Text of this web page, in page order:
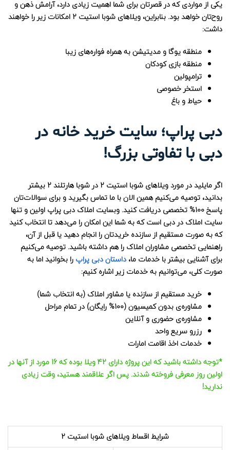
یکی از مواردی که در قصرتان برای شما اهمیت زیادی دارد، آرامش ذهن و
روح‌تان خواهد بود. بنابراین، ویلاهای شوبا استیت 2 امکانات زیر را خواهند
داشت:
منطقه یوگا و مدیتیشن به همراه فواره‌های زیبا
منطقه بازی کودکان
ترامپولین
استخر خصوصی
حیاط و باغ
دبی پراپ؛ سایت خرید خانه در
دبی با تفاوتی بزرگ!
اگر مایلید در مورد ویلاهای شوبا استیت 2 در شوبا هارتلند 2 بیشتر
بدانید، توصیه می‌کنیم همین الان با ما تماس بگیرید و برای سوالات‌تان
پاسخ 100% تخصصی دریافت کنید. وبسایت املاک دبی پراپ اولین و تنها
سایت املاک در دبی است که به شما این امکان را می‌دهد تا انتخاب کنید
که به صورت مستقیم از سازنده خریدتان را انجام دهید یا قبل از آن،
راهنمایی تخصصی مشاوران املاک را هم داشته باشید. توصیه می‌کنیم
برای آشنایی بیشتر با خدمات ما، داستان دبی پراپ را بخوانید اما به
صورت کلی، می‌توانیم به خدمات زیر اشاره کنیم:
خرید مستقیم از سازنده یا مشاور املاک (به انتخاب شما)
مشاوره‌ی بدون کمیسیون (100% رایگان) در تمام مراحل
مشاوره‌ی حضوری و آنلاین
رزرو سریع واحد
خدمات اخذ اقامت امارات
*توجه داشته باشید که این پروژه دارای 42 ویلا بوده که 16 مورد از آنها در
اولین روز معرفی فروخته شدند. پس اگر علاقمند هستید، وقت زیادی
ندارید!
شرایط اقساط ویلاهای شوبا استیت 2